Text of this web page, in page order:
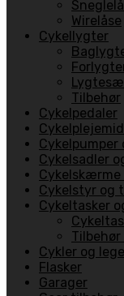
Wirelåse
Cykellygter
Tilbehør
Cykelpedaler
Cykelpumper
Cykelsadler
Cykelstyr og
Cykeltasker
Cykler og
Flasker
Garager